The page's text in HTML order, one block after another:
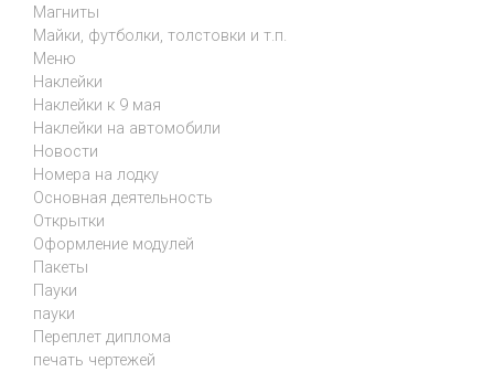
Магниты
Майки, футболки, толстовки и т.п.
Меню
Наклейки
Наклейки к 9 мая
Наклейки на автомобили
Новости
Номера на лодку
Основная деятельность
Открытки
Оформление модулей
Пакеты
Пауки
пауки
Переплет диплома
печать чертежей